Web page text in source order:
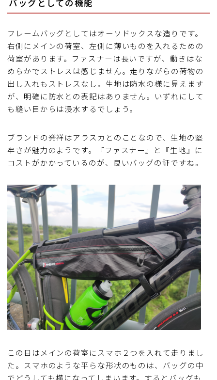
バッグとしての機能
フレームバッグとしてはオーソドックスな造りです。
右側にメインの荷室、左側に薄いものを入れるための
荷室があります。ファスナーは長いですが、動きはな
めらかでストレスは感じません。走りながらの荷物の
出し入れもストレスなし。生地は防水の様に見えます
が、明確に防水との表記はありません。いずれにして
も縫い目からは浸水するでしょう。
ブランドの発祥はアラスカとのことなので、生地の堅
牢さが魅力のようです。『ファスナー』と『生地』に
コストがかかっているのが、良いバッグの証ですね。
この日はメインの荷室にスマホ２つを入れて走りまし
た。スマホのような平らな形状のものは、バッグの中
でどうしても横になってしまいます。するとバッグも